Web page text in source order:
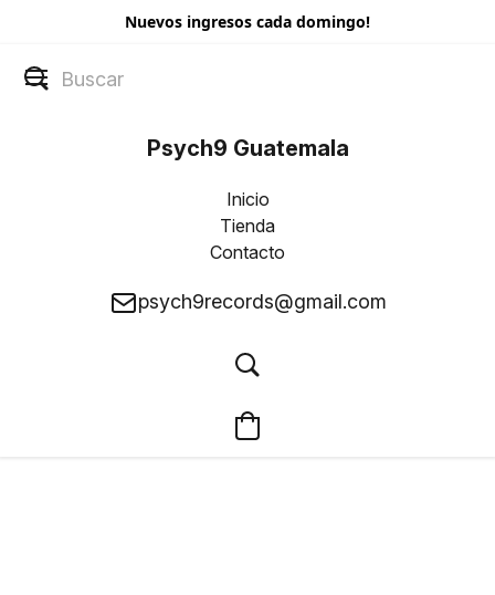
Nuevos ingresos cada domingo!
Psych9 Guatemala
Inicio
Tienda
Contacto
psych9records@gmail.com